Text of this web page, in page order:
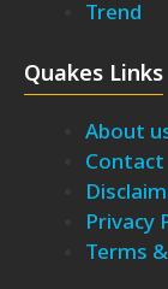
Trend
Quakes Links
About
Contact
Privacy
Terms